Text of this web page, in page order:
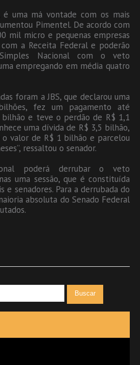
é uma má vontade com os mais
Pimentel. De acordo com
mil micro e pequenas empresas
a Receita Federal e poderão
Nacional com o veto
empregando em média quatro
foram a JBS, que declarou uma
fez um pagamento até
e teve o perdão de R$ 1,1
uma dívida de R$ 3,5 bilhão,
valor de R$ 1 bilhão e parcelou
ressaltou o senador.
poderá derrubar o veto
uma sessão, que é constituída
e senadores. Para a derrubada do
absoluta do Senado Federal